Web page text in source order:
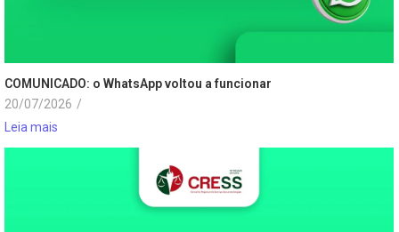
COMUNICADO: o WhatsApp voltou a funcionar
20/07/2026 /
Leia mais